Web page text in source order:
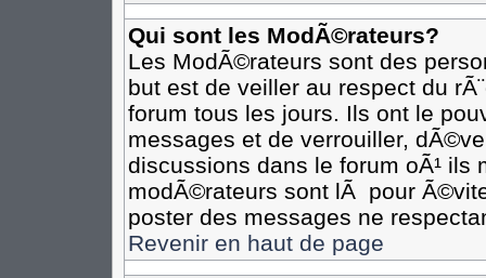
Qui sont les ModÃ©rateurs?
Les ModÃ©rateurs sont des
but est de veiller au respect du
forum tous les jours. Ils ont le
messages et de verrouiller,
discussions dans le forum oÃ¹ ils
modÃ©rateurs sont lÃ pour
poster des messages ne
Revenir en haut de page